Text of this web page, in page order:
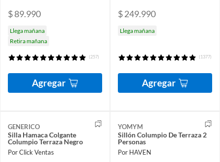
$ 89.990
Llega mañana
Retira mañana
(257)
Agregar
$ 249.990
Llega mañana
(1377)
Agregar
GENERICO
Silla Hamaca Colgante
Columpio Terraza Negro
Por Click Ventas
YOMYM
Sillón Columpio De Terraza 2
Personas
Por HAVEN